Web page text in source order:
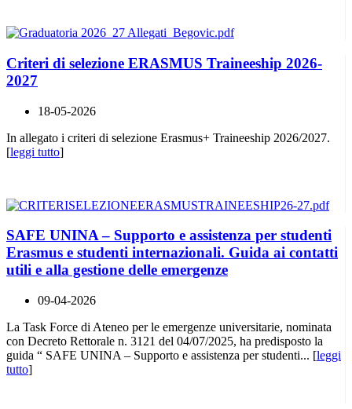
Criteri di selezione ERASMUS Traineeship 2026-
2027
18-05-2026
In allegato i criteri di selezione Erasmus+ Traineeship 2026/2027.
[leggi tutto]
SAFE UNINA – Supporto e assistenza per studenti
Erasmus e studenti internazionali. Guida ai contatti
utili e alla gestione delle emergenze
09-04-2026
La Task Force di Ateneo per le emergenze universitarie, nominata
con Decreto Rettorale n. 3121 del 04/07/2025, ha predisposto la
guida “ SAFE UNINA – Supporto e assistenza per studenti... [leggi
tutto]